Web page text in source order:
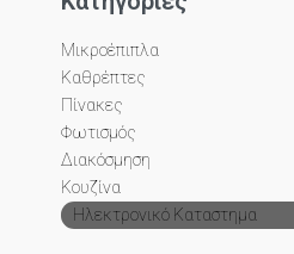
Μικροέπιπλα
Καθρέπτες
Πίνακες
Φωτισμός
Διακόσμηση
Κουζίνα
Ηλεκτρονικό Καταστημα